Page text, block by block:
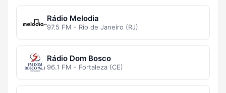
Rádio Melodia
97.5 FM - Rio de Janeiro (RJ)
Rádio Dom Bosco
96.1 FM - Fortaleza (CE)